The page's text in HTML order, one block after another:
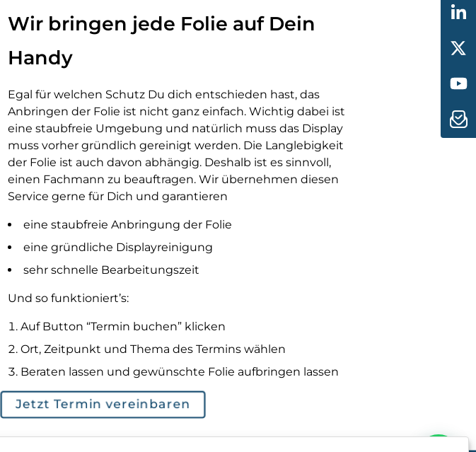
Wir bringen jede Folie auf Dein
Handy
Egal für welchen Schutz Du dich entschieden hast, das
Anbringen der Folie ist nicht ganz einfach. Wichtig dabei ist
eine staubfreie Umgebung und natürlich muss das Display
muss vorher gründlich gereinigt werden. Die Langlebigkeit
der Folie ist auch davon abhängig. Deshalb ist es sinnvoll,
einen Fachmann zu beauftragen. Wir übernehmen diesen
Service gerne für Dich und garantieren
eine staubfreie Anbringung der Folie
eine gründliche Displayreinigung
sehr schnelle Bearbeitungszeit
Und so funktioniert’s:
Auf Button “Termin buchen” klicken
Ort, Zeitpunkt und Thema des Termins wählen
Beraten lassen und gewünschte Folie aufbringen lassen
Jetzt Termin vereinbaren